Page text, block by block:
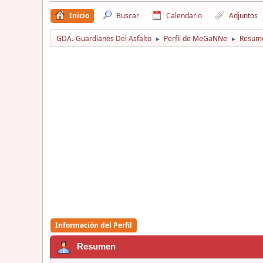
Inicio Buscar Calendario Adjuntos
GDA.-Guardianes Del Asfalto ► Perfil de MeGaNNe ►
Información del Perfil
Resumen